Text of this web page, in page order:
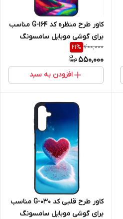
کاور طرح منظره کد G-164 مناسب
برای گوشی موبایل سامسونگ
Galaxy A16 4G / A16 5G
700,000
21%
550,000
افزودن به سبد
کاور طرح قلبی کد G-030 مناسب
برای گوشی موبایل سامسونگ